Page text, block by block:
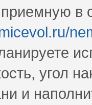
в
угол
и